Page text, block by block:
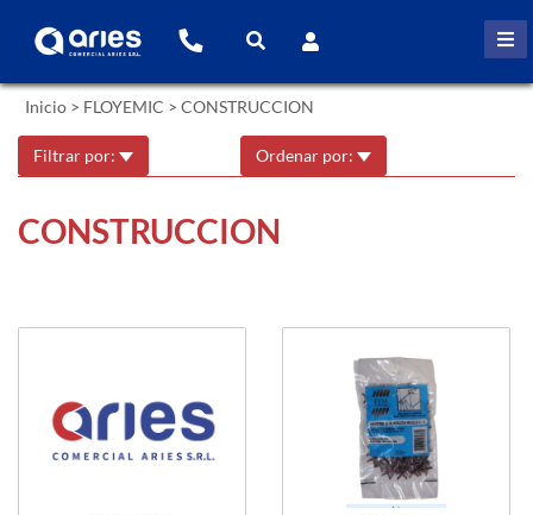
Inicio > FLOYEMIC > CONSTRUCCION
Filtrar por: Ordenar por:
CONSTRUCCION